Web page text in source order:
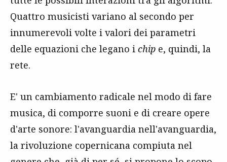
Quattro musicisti variano al secondo per
innumerevoli volte i valori dei parametri
delle equazioni che legano i chip e, quindi, la
rete.
E' un cambiamento radicale nel modo di fare
musica, di comporre suoni e di creare opere
d'arte sonore: l'avanguardia nell'avanguardia,
la rivoluzione copernicana compiuta nel